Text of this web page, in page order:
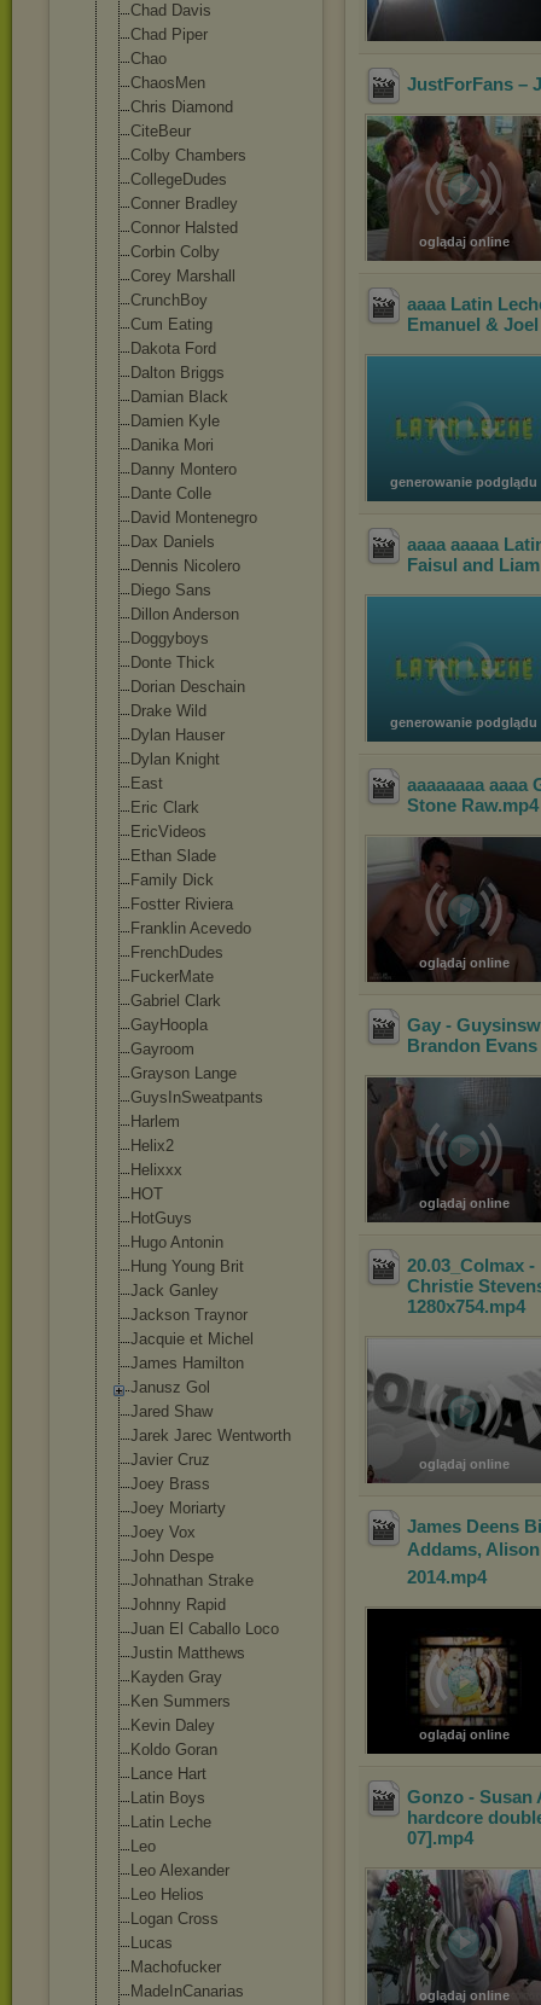
Chad Davis
Chad Piper
Chao
ChaosMen
Chris Diamond
CiteBeur
Colby Chambers
CollegeDudes
Conner Bradley
Connor Halsted
Corbin Colby
Corey Marshall
CrunchBoy
Cum Eating
Dakota Ford
Dalton Briggs
Damian Black
Damien Kyle
Danika Mori
Danny Montero
Dante Colle
David Montenegro
Dax Daniels
Dennis Nicolero
Diego Sans
Dillon Anderson
Doggyboys
Donte Thick
Dorian Deschain
Drake Wild
Dylan Hauser
Dylan Knight
East
Eric Clark
EricVideos
Ethan Slade
Family Dick
Fostter Riviera
Franklin Acevedo
FrenchDudes
FuckerMate
Gabriel Clark
GayHoopla
Gayroom
Grayson Lange
GuysInSweatpants
Harlem
Helix2
Helixxx
HOT
HotGuys
Hugo Antonin
Hung Young Brit
Jack Ganley
Jackson Traynor
Jacquie et Michel
James Hamilton
Janusz Gol
Jared Shaw
Jarek Jarec Wentworth
Javier Cruz
Joey Brass
Joey Moriarty
Joey Vox
John Despe
Johnathan Strake
Johnny Rapid
Juan El Caballo Loco
Justin Matthews
Kayden Gray
Ken Summers
Kevin Daley
Koldo Goran
Lance Hart
Latin Boys
Latin Leche
Leo
Leo Alexander
Leo Helios
Logan Cross
Lucas
Machofucker
MadeInCanarias
JustForFans –
oglądaj online
aaaa Latin
Emanuel &
generowanie podglądu
aaaa aaaaa
Faisul and Liam
generowanie podglądu
aaaaaaaa
Stone Raw
oglądaj online
Gay -
Brandon
oglądaj online
20.03_Colmax
Christie
1280x754.mp4
oglądaj online
James Deens
Addams,
2014.mp4
oglądaj online
Gonzo - Susan
hardcore
07] .mp4
oglądaj online